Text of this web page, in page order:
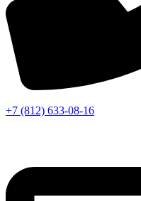
+7 (812) 633-08-16